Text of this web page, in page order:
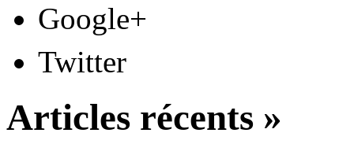
Google+
Twitter
Articles récents »